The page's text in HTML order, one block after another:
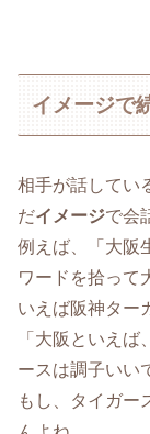
イメージで
相手が話してい
だイメージで会
例えば、「大阪
ワードを拾って
いえば阪神ター
「大阪といえ
ースは調子いい
もし、タイガー